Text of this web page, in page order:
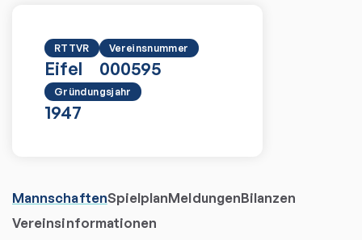
RTTVR
Eifel
Vereinsnummer
000595
Gründungsjahr
1947
MannschaftenSpielplanMeldungenBilanzen
Vereinsinformationen